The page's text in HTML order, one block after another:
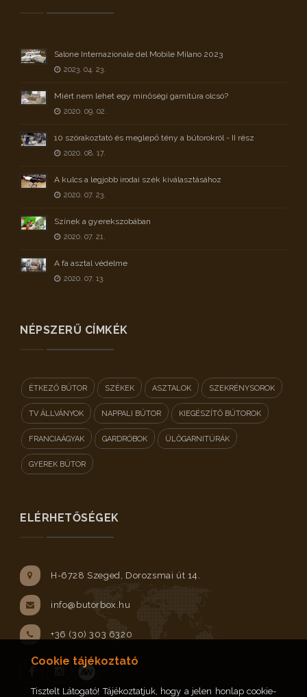
Salone Internazionale del Mobile Milano 2023
2023. 04. 23.
Miért nem lehet egy minőségi garnitúra olcsó?
2020. 09. 02.
10 szórakoztató és meglepő tény a bútorokról - II rész
2020. 08. 17.
A kulcs a legjobb irodai szék kiválasztásához
2020. 07. 23.
Színek a gyerekszobában
2020. 07. 21.
A fa asztal védelme
2020. 07. 13.
NÉPSZERŰ CÍMKÉK
ÉTKEZŐ BÚTOR SZÉKEK ASZTALOK SZEKRÉNYSOROK
TV ÁLLVÁNYOK NAPPALI BÚTOR KIEGÉSZÍTŐ BÚTOROK
FRANCIAÁGYAK GARDRÓBOK ÜLŐGARNITÚRÁK
GYEREK BÚTOR
ELÉRHETŐSÉGEK
H-6728 Szeged, Dorozsmai út 14.
info@butorbox.hu
+36 (30) 303 6320
Cookie tájékoztató
Tisztelt Látogató! Tájékoztatjuk, hogy a jelen honlap cookie-